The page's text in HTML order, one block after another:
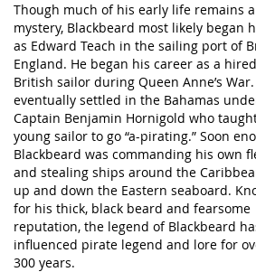
Though much of his early life remains a
mystery, Blackbeard most likely began
as Edward Teach in the sailing port of
England. He began his career as a hired
British sailor during Queen Anne’s
eventually settled in the Bahamas
Captain Benjamin Hornigold who
young sailor to go “a-pirating.” Soon
Blackbeard was commanding his own
and stealing ships around the
up and down the Eastern seaboard.
for his thick, black beard and fearsome
reputation, the legend of Blackbeard
influenced pirate legend and lore for
300 years.